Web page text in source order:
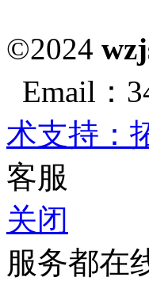
©2024
Email：
术支持：
客服
关闭
服务都在